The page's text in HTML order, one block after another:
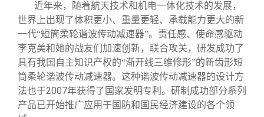
近年来，随着航天技术和机电一体化技术的发展，
世界上出现了体积更小、重量更轻、承载能力更大的新
一代“短筒柔轮谐波传动减速器”。责任感、使命感驱动
李克美和她的战友们加速创新，联合攻关，研发成功了
具有我国自主知识产权的“渐开线三维修形”的新齿形短
筒柔轮谐波传动减速器。这种谐波传动减速器的设计方
法也于2007年获得了国家发明专利。研制成功部分系列
产品已开始推广应用于国防和国民经济建设的各个领